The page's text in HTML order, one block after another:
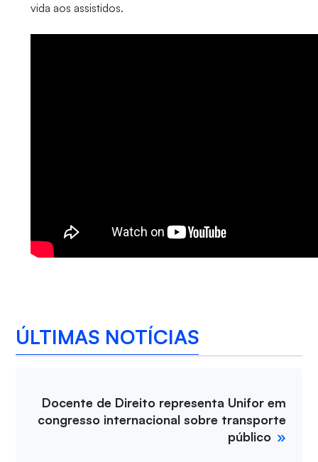
vida aos assistidos.
ÚLTIMAS NOTÍCIAS
Docente de Direito representa Unifor em
congresso internacional sobre transporte
público